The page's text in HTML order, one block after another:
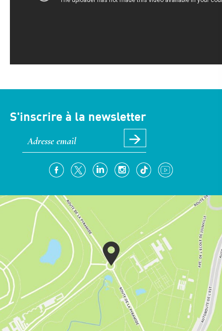
S'inscrire à la newsletter